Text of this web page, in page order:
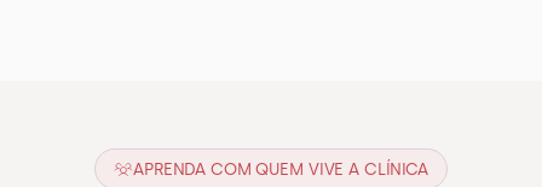
APRENDA COM QUEM VIVE A CLÍNICA